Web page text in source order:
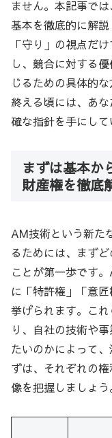
ません。本記事で
基本を徹底的に解
「守り」の視点だ
し、競合に対する
じるための具体的
終える頃には、あ
確な指針を手にして
まずは基本か
財産権を徹底
AM技術という新た
るためには、まず
ことが第一歩です
に「特許権」「意
挙げられます。こ
り、自社の技術や
たいのかによって
ずは、それぞれの
像を把握しましょう